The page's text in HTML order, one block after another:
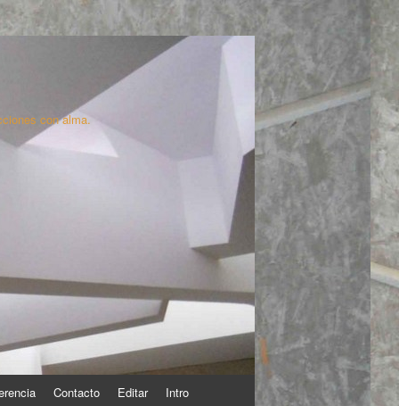
con alma.
Contacto Editar Intro